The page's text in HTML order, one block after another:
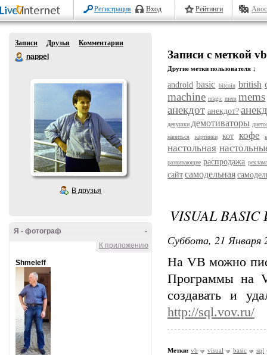
Регистрация Вход Рейтинги
Записи Друзья
Комментарии
nappel
В друзья
-
Я - фотограф
К приложению
Shmeleff
Записи с меткой vb
Другие метки пользователя ↓
android basic bitcoin british
machine magic mem mems
анекдот анекдот?
девушки демотиваторы
напиться
картинки кот кофе
настольная
развивающие распродажа реклама
сайт самодельная
VISUAL
Суббота, 21 Января
На VB можно
Программы на
создавать и
http://sql.vov.ru/
Метки: vb visual basic sql